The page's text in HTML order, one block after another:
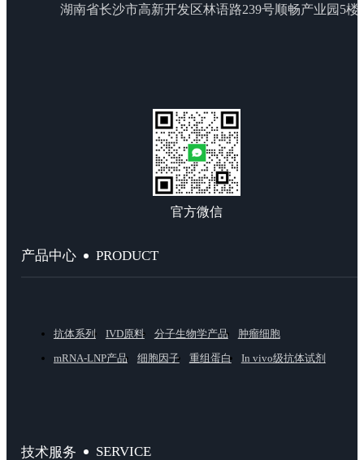
湖南省长沙市高新开发区林语路239号顺畅产业园5楼
官方微信
产品中心 PRODUCT
抗体系列 IVD原料 分子生物学产品
肿瘤细胞
mRNA-LNP产品
细胞因子 重组蛋白 In vivo级抗体试剂
技术服务 SERVICE